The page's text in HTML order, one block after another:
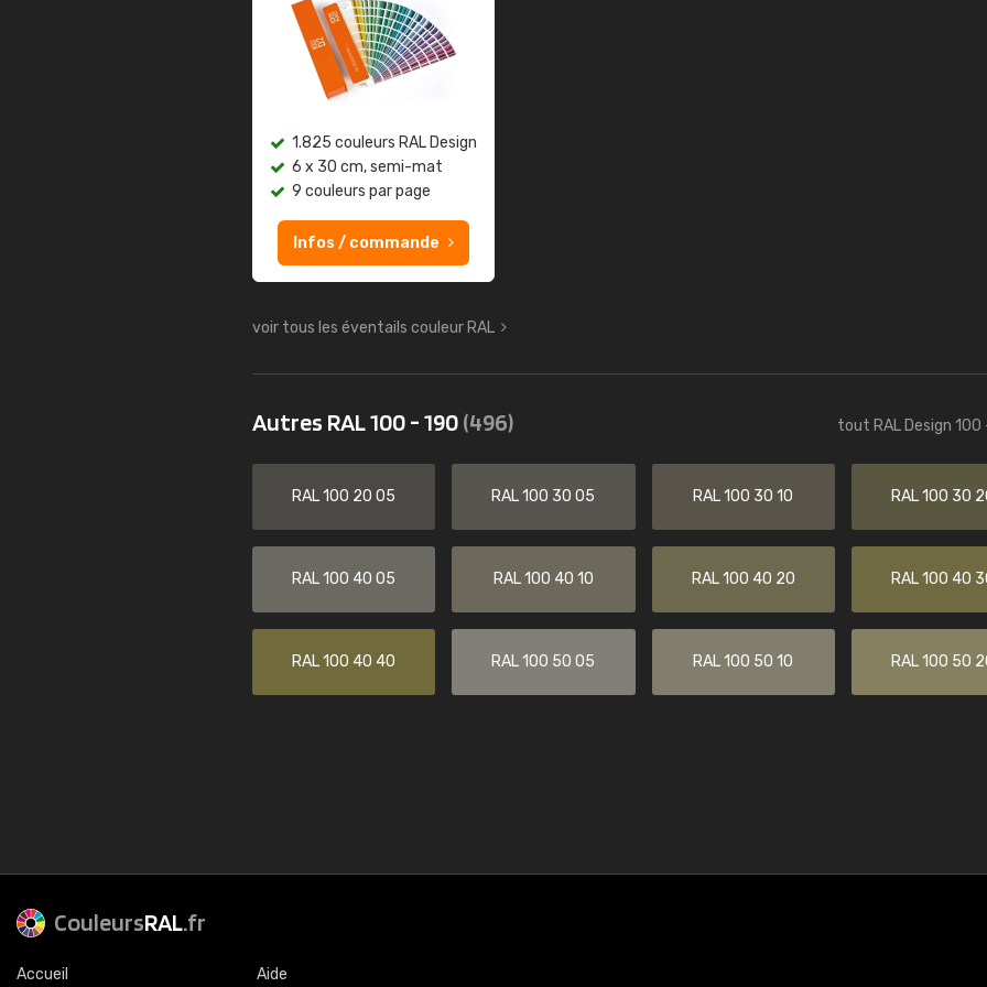
1.825 couleurs RAL Design
6 x 30 cm, semi-mat
9 couleurs par page
Infos / commande
voir tous les éventails couleur RAL
Autres RAL 100 - 190(496) tout RAL Design 100
RAL 100 20 05 RAL 100 30 05 RAL 100 30 10 RAL 100 30
RAL 100 40 05 RAL 100 40 10 RAL 100 40 20 RAL 100 40
RAL 100 40 40 RAL 100 50 05 RAL 100 50 10 RAL 100 50
CouleursRAL.fr
Accueil Aide